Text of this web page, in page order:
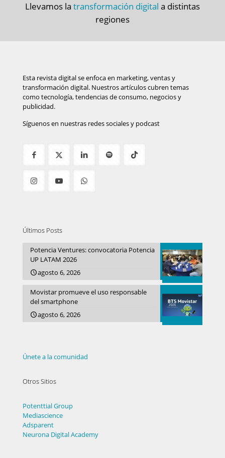
Llevamos la transformación digital a distintas
regiones
Esta revista digital se enfoca en marketing, ventas y
transformación digital. Nuestros artículos cubren temas
como tecnología, tendencias de consumo, negocios y
publicidad.
Síguenos en nuestras redes sociales y podcast
Últimos Posts
Potencia Ventures: convocatoria Potencia
UP LATAM 2026
agosto 6, 2026
Movistar promueve el uso responsable
del smartphone
agosto 6, 2026
Únete a la comunidad
Otros Sitios
Potenttial Group
Mediascience
Adsparent
Neurona Digital Academy